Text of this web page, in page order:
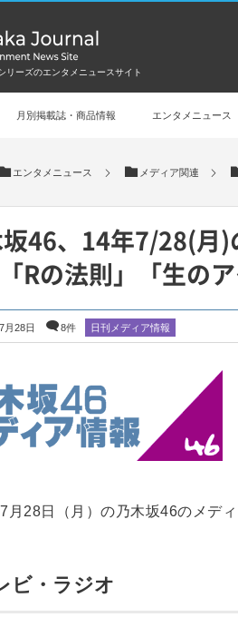
リーズのエンタメニュースサイト
月別掲載誌・商品情報 エンタメニュース
エンタメニュース メディア関連
46、14年7/28(月)
「Rの法則」「生の
月28日 8件 日刊メディア情報
月28日（月）の乃木坂46のメディ
ビ・ラジオ